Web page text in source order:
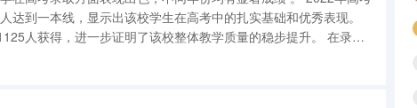
人获得，进一步证明了该校整体教学质量的稳步提升。 在录取
其中63人被985高校录取，81人被211高校录取，这些数字